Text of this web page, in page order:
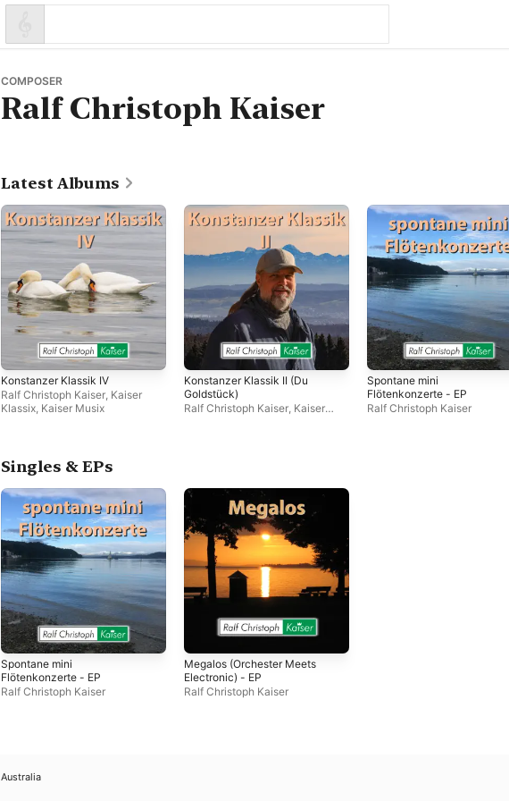
COMPOSER
Ralf Christoph Kaiser
Latest Albums
Konstanzer Klassik IV
Ralf Christoph Kaiser Kaiser
Klassix Kaiser Musix
Konstanzer Klassik II (Du
Goldstück)
Ralf Christoph Kaiser, Kaiser
Spontane mini
Flötenkonzerte - EP
Ralf Christoph Kaiser
Singles & EPs
Spontane mini
Flötenkonzerte - EP
Ralf Christoph Kaiser
Megalos (Orchester Meets
Electronic) - EP
Ralf Christoph Kaiser
Australia